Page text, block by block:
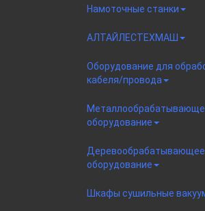
Намоточные станки
АЛТАЙЛЕСТЕХМАШ
Оборудование для
кабеля/провода
оборудование
Деревообрабатывающее
оборудование
Шкафы сушильные